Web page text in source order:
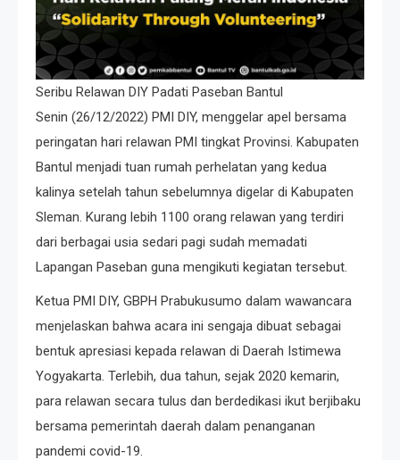
Seribu Relawan DIY Padati Paseban Bantul
Senin (26/12/2022) PMI DIY, menggelar apel bersama
peringatan hari relawan PMI tingkat Provinsi. Kabupaten
Bantul menjadi tuan rumah perhelatan yang kedua
kalinya setelah tahun sebelumnya digelar di Kabupaten
Sleman. Kurang lebih 1100 orang relawan yang terdiri
dari berbagai usia sedari pagi sudah memadati
Lapangan Paseban guna mengikuti kegiatan tersebut.
Ketua PMI DIY, GBPH Prabukusumo dalam wawancara
menjelaskan bahwa acara ini sengaja dibuat sebagai
bentuk apresiasi kepada relawan di Daerah Istimewa
Yogyakarta. Terlebih, dua tahun, sejak 2020 kemarin,
para relawan secara tulus dan berdedikasi ikut berjibaku
bersama pemerintah daerah dalam penanganan
pandemi covid-19.